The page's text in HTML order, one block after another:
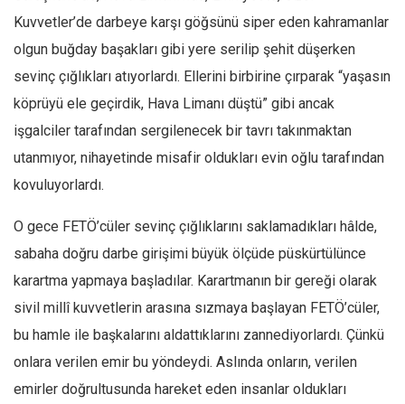
Editörden
Yazarlar
Mahmut Toptaş
Yvonne Ridley
Barış Tarımcıoğlu
Hasanali Yıldırım
Leyla Şerif Emin
Selçuk Türkyılmaz
Mehmet Ali Tekin
Abir E. Nahas
Kuvvetler’de darbeye karşı göğsünü siper eden kahramanlar
olgun buğday başakları gibi yere serilip şehit düşerken
sevinç çığlıkları atıyorlardı. Ellerini birbirine çırparak “yaşasın
köprüyü ele geçirdik, Hava Limanı düştü” gibi ancak
işgalciler tarafından sergilenecek bir tavrı takınmaktan
utanmıyor, nihayetinde misafir oldukları evin oğlu tarafından
kovuluyorlardı.
O gece FETÖ’cüler sevinç çığlıklarını saklamadıkları hâlde,
sabaha doğru darbe girişimi büyük ölçüde püskürtülünce
karartma yapmaya başladılar. Karartmanın bir gereği olarak
sivil millî kuvvetlerin arasına sızmaya başlayan FETÖ’cüler,
bu hamle ile başkalarını aldattıklarını zannediyorlardı. Çünkü
onlara verilen emir bu yöndeydi. Aslında onların, verilen
emirler doğrultusunda hareket eden insanlar oldukları